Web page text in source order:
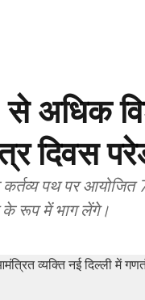
अधिक
दिवस
पथ पर आयोजित
के रूप में भाग लेंगे।